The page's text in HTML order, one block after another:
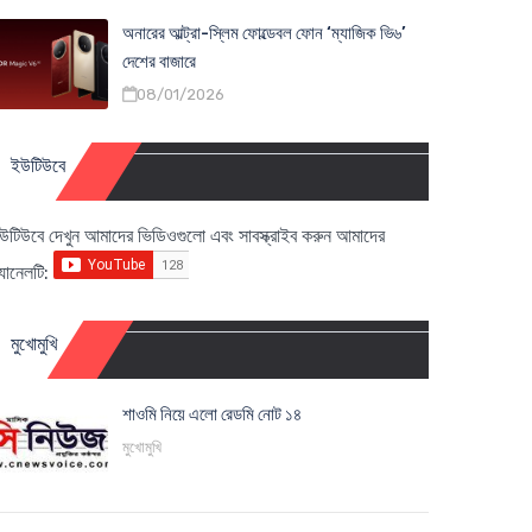
অনারের আল্ট্রা-স্লিম ফোল্ডেবল ফোন ‘ম্যাজিক ভি৬’
দেশের বাজারে
08/01/2026
ইউটিউবে
দেখুন আমাদের ভিডিওগুলো এবং সাবস্ক্রাইব করুন আমাদের
মুখোমুখি
শাওমি নিয়ে এলো রেডমি নোট ১৪
মুখোমুখি